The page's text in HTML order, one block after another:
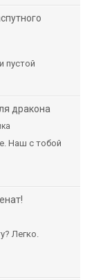
пустой
дракона
Наш с тобой
Легко.